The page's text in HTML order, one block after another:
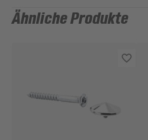
Ähnliche Produkte